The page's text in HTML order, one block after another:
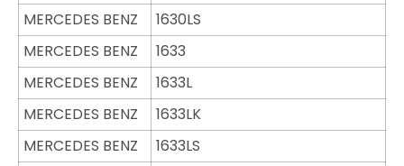
MERCEDES BENZ
1630LS
MERCEDES BENZ
1633
MERCEDES BENZ
1633L
MERCEDES BENZ
1633LK
MERCEDES BENZ
1633LS